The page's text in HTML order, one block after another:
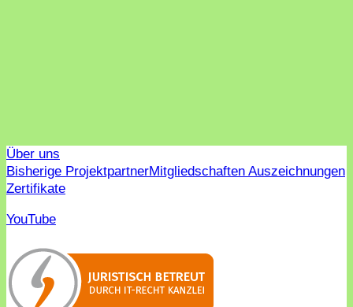
Über uns
Bisherige ProjektpartnerMitgliedschaften Auszeichnungen
Zertifikate
YouTube